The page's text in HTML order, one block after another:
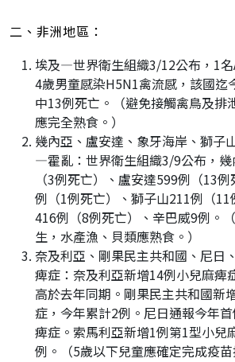
二、非洲地區：
埃及—世界衛生組織3/12公布，1
4歲男童感染H5N1禽流感，該國迄
中13例死亡。（避免接觸禽鳥及排
應完全熟食。）
幾內亞、盧安達、象牙海岸、獅子
—霍亂：世界衛生組織3/9公布，
（3例死亡）、盧安達599例（13
例（1例死亡）、獅子山211例（
416例（8例死亡）、辛巴威9例。
生，水產漁、貝類應熟食。）
奈及利亞、剛果民主共和國、尼日
痺症：奈及利亞新增14例小兒麻痺
高於去年同期。剛果民主共和國新
症，今年累計2例。尼日通報今年
痺症。索馬利亞新增1例第1型小兒
例。（5歲以下兒童應確定完成疫苗